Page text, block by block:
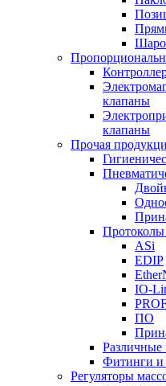
клапаны
клапаны
Прочая
ASi
EDIP
IO-
ПО
Фитинги и
Регуляторы